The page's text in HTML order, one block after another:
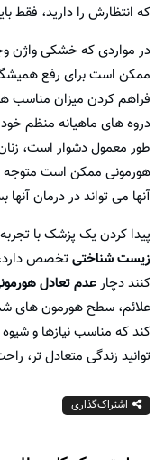
که انتظارش را دارید، فقط
در مواردی که خشکی واژن
ممکن است برای رفع
فراهم کردن میزان مناسب
دروه های ماهیانه منظم
طور معمول دشوار است،
هورمونی ممکن است متوجه
آنها می تواند در درمان
پیدا کردن یک پزشک با
زیست شناختیتخصص
کنند دچارعدم تعادل
علائم، سطح هورمون های شما
کند که مناسب نیازها و
توانید زندگی متعادل تر،
اشتراک‌گذاری